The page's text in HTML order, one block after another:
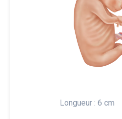
Longueur : 6 cm